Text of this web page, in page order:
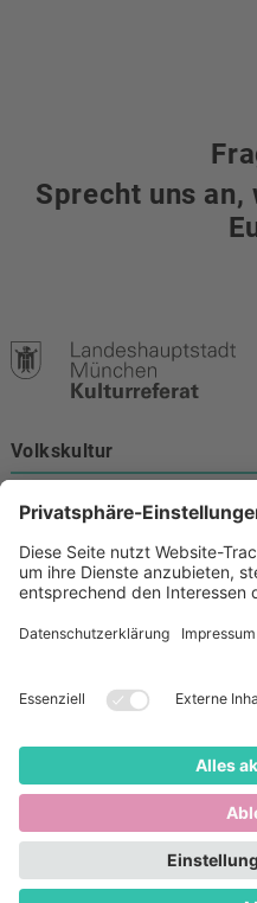
Sprecht uns
Volkskultur
80331 München
Kontakt
089 233-21172
volkskultur@muenchen.de
Volkskultur auf
Volkskultur
Cookie-Einstellungen
Datenschutz